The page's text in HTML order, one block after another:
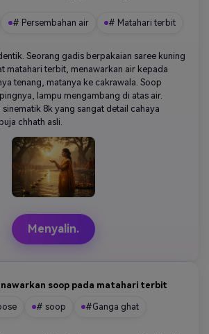
# Persembahan air # Matahari terbit
Seorang gadis berpakaian saree kuning
matahari terbit, menawarkan air kepada
tenang, matanya ke cakrawala. Soop
lampu mengambang di atas air.
8k yang sangat detail cahaya
chhath asli.
Menyalin.
soop pada matahari terbit
# soop #Ganga ghat